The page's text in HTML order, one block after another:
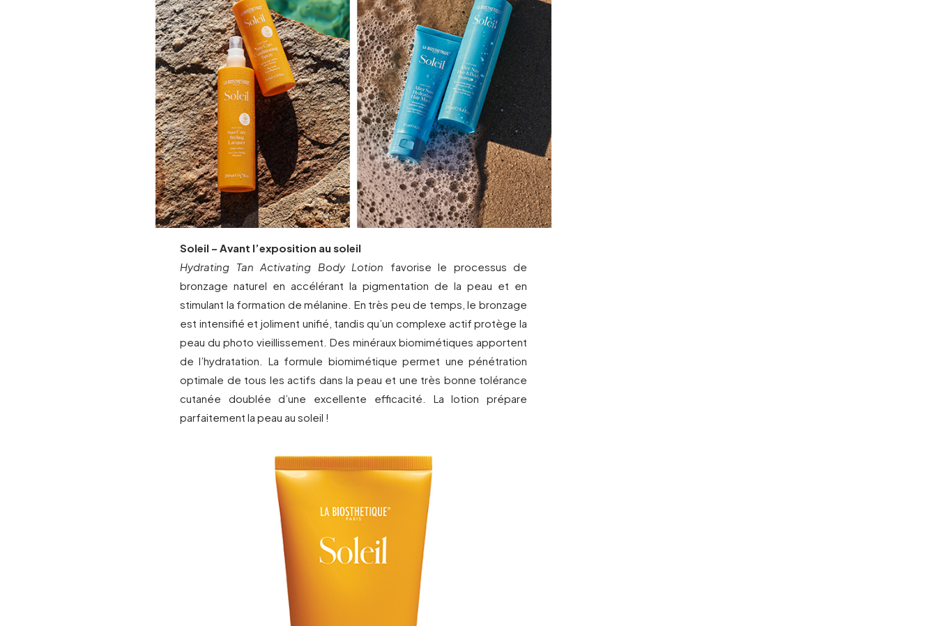
Soleil – Avant l’exposition au soleil
Hydrating Tan Activating Body Lotion favorise le processus de
bronzage naturel en accélérant la pigmentation de la peau et en
stimulant la formation de mélanine. En très peu de temps, le bronzage
est intensifié et joliment unifié, tandis qu’un complexe actif protège la
peau du photo vieillissement. Des minéraux biomimétiques apportent
de l’hydratation. La formule biomimétique permet une pénétration
optimale de tous les actifs dans la peau et une très bonne tolérance
cutanée doublée d’une excellente efficacité. La lotion prépare
parfaitement la peau au soleil !